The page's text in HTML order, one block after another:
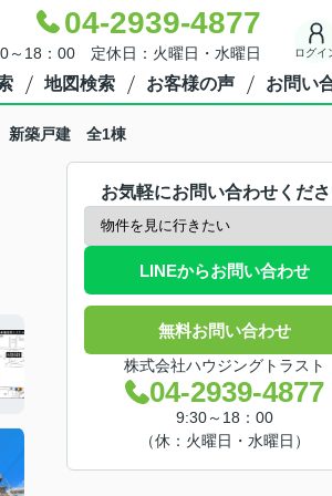
04-2939-4877
～18：00 定休日：火曜日・水曜日 ログイ
地図検索 お客様の声 お問い
新築戸建 全1棟
お気軽にお問い合わせくだ
LINEからお問い合わせ
無料お問い合わせ
株式会社ハウジングトラスト
04-2939-4877
9:30～18：00
（休：火曜日・水曜日）